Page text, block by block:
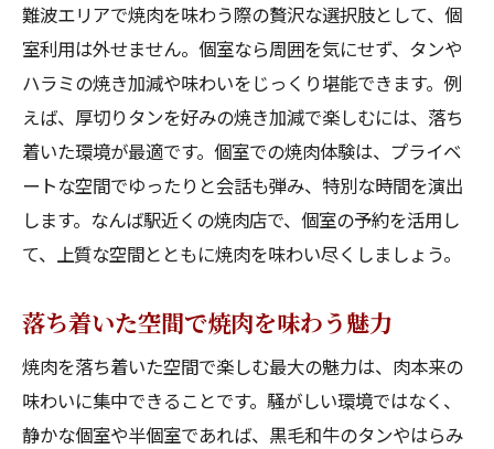
難波エリアで焼肉を味わう際の贅沢な選択肢として、個
室利用は外せません。個室なら周囲を気にせず、タンや
ハラミの焼き加減や味わいをじっくり堪能できます。例
えば、厚切りタンを好みの焼き加減で楽しむには、落ち
着いた環境が最適です。個室での焼肉体験は、プライベ
ートな空間でゆったりと会話も弾み、特別な時間を演出
します。なんば駅近くの焼肉店で、個室の予約を活用し
て、上質な空間とともに焼肉を味わい尽くしましょう。
落ち着いた空間で焼肉を味わう魅力
焼肉を落ち着いた空間で楽しむ最大の魅力は、肉本来の
味わいに集中できることです。騒がしい環境ではなく、
静かな個室や半個室であれば、黒毛和牛のタンやはらみ